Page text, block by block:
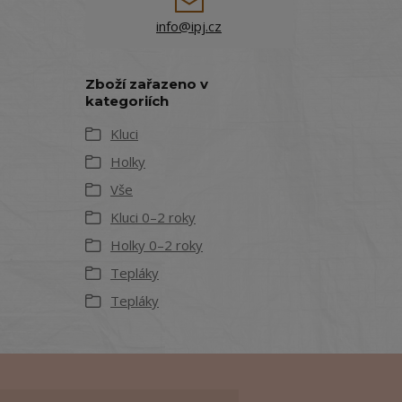
info@ipj.cz
Zboží zařazeno v
kategoriích
Kluci
Holky
Vše
Kluci 0–2 roky
Holky 0–2 roky
Tepláky
Tepláky